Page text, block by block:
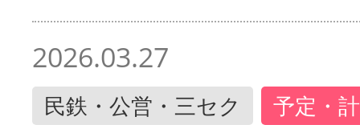
2026.03.27
民鉄・公営・三セク 予定・